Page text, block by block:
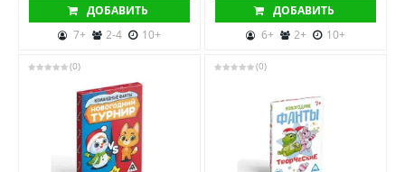
ДОБАВИТЬ
7+
2-4 10+
ДОБАВИТЬ
6+
2+ 10+
(0) (0)